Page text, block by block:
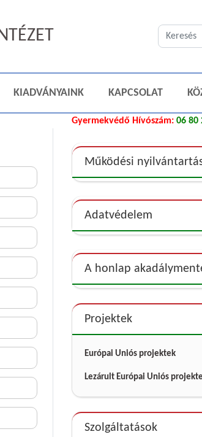
KIADVÁNYAINK KAPCSOLAT
Gyermekvédő Hívószám: 06 80
Működési
Adatvédelem
A honlap
Projektek
Európai Uniós projektek
Lezárult Európai Uniós
Szolgáltatások